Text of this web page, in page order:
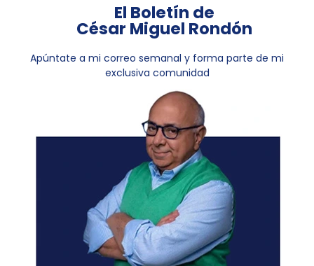
El Boletín de
César Miguel Rondón
Apúntate a mi correo semanal y forma parte de mi
exclusiva comunidad